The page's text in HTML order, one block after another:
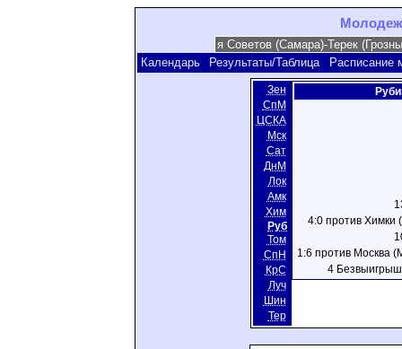
Календарь Результаты/Таблица Расписание
Зен
СпМ
ЦСКА
Мск
Сат
ДнМ
Лок
Амк
Хим
Руб
Том
СпН
КрС
Луч
Шин
Тер
4:0 против Химки
1:6 против Москва
4